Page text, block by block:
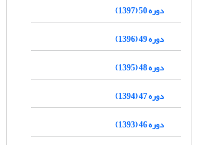
دوره 50 (1397)
دوره 49 (1396)
دوره 48 (1395)
دوره 47 (1394)
دوره 46 (1393)